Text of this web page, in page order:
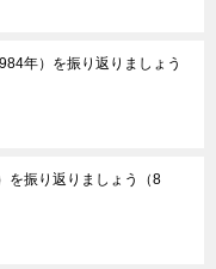
年）を振り返りましょう
を振り返りましょう
（8